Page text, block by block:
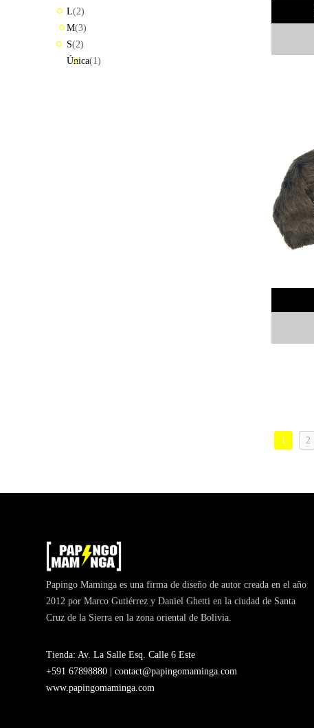
1 2
L(2)
M(3)
S(2)
Única(1)
Papingo Maminga es una firma de diseño de autor creada en el año
2012 por Marco Gutiérrez y Daniel Ghetti en la ciudad de Santa
Cruz de la Sierra en la zona oriental de Bolivia.
Tienda: Av. La Salle Esq. Calle 6 Este
+591 67898880 | contact@papingomaminga.com
www.papingomaminga.com
MAMINGA
ME MIMA